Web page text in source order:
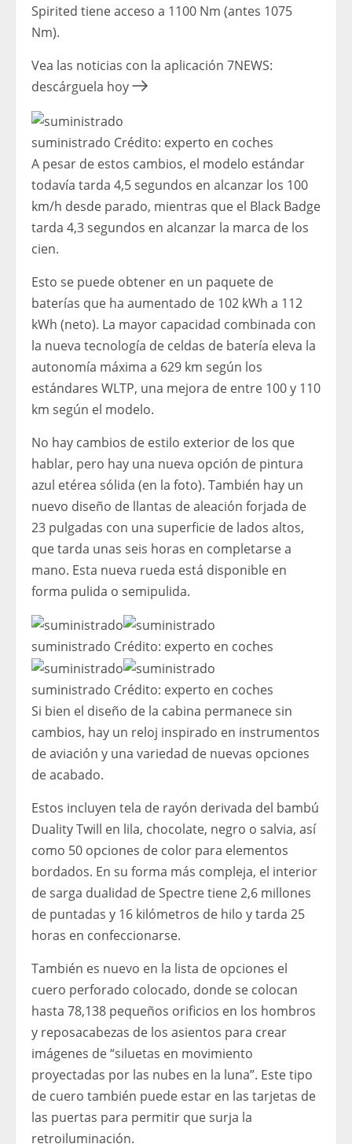
Spirited tiene acceso a 1100 Nm (antes 1075
Nm).
Vea las noticias con la aplicación 7NEWS:
descárguela hoy
suministrado Crédito: experto en coches
A pesar de estos cambios, el modelo estándar
todavía tarda 4,5 segundos en alcanzar los 100
km/h desde parado, mientras que el Black Badge
tarda 4,3 segundos en alcanzar la marca de los
cien.
Esto se puede obtener en un paquete de
baterías que ha aumentado de 102 kWh a 112
kWh (neto). La mayor capacidad combinada con
la nueva tecnología de celdas de batería eleva la
autonomía máxima a 629 km según los
estándares WLTP, una mejora de entre 100 y 110
km según el modelo.
No hay cambios de estilo exterior de los que
hablar, pero hay una nueva opción de pintura
azul etérea sólida (en la foto). También hay un
nuevo diseño de llantas de aleación forjada de
23 pulgadas con una superficie de lados altos,
que tarda unas seis horas en completarse a
mano. Esta nueva rueda está disponible en
forma pulida o semipulida.
suministrado Crédito: experto en coches
suministrado Crédito: experto en coches
Si bien el diseño de la cabina permanece sin
cambios, hay un reloj inspirado en instrumentos
de aviación y una variedad de nuevas opciones
de acabado.
Estos incluyen tela de rayón derivada del bambú
Duality Twill en lila, chocolate, negro o salvia, así
como 50 opciones de color para elementos
bordados. En su forma más compleja, el interior
de sarga dualidad de Spectre tiene 2,6 millones
de puntadas y 16 kilómetros de hilo y tarda 25
horas en confeccionarse.
También es nuevo en la lista de opciones el
cuero perforado colocado, donde se colocan
hasta 78,138 pequeños orificios en los hombros
y reposacabezas de los asientos para crear
imágenes de “siluetas en movimiento
proyectadas por las nubes en la luna”. Este tipo
de cuero también puede estar en las tarjetas de
las puertas para permitir que surja la
retroiluminación.